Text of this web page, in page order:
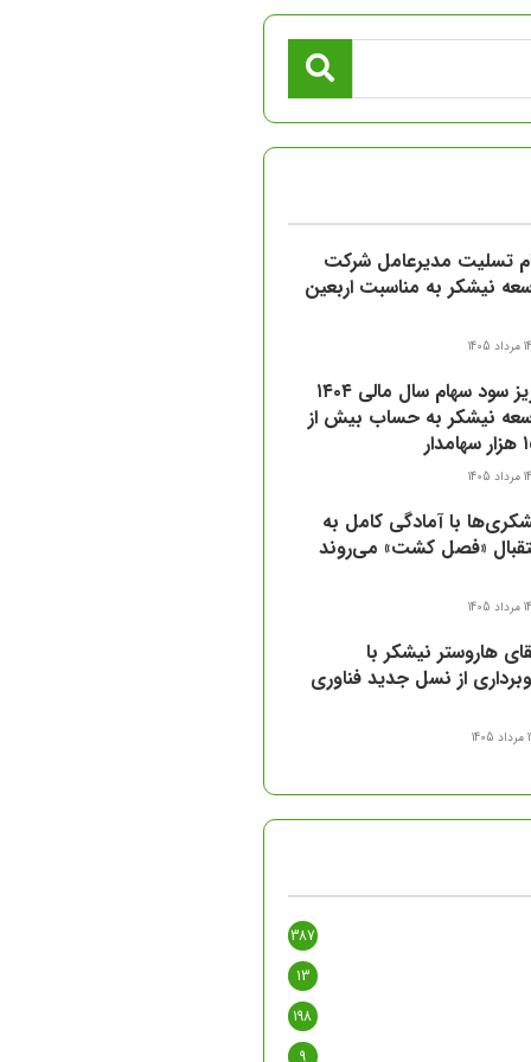
تسلیت مدیرعامل شرکت
نیشکر به مناسبت اربعین
1405
واریز سود سهام سال مالی ۱۴۰۴
نیشکر به حساب بیش از
1405
با آمادگی کامل به
«فصل کشت» می‌روند
1405
هاروستر نیشکر با
از نسل جدید فناوری
1405
387
13
198
9